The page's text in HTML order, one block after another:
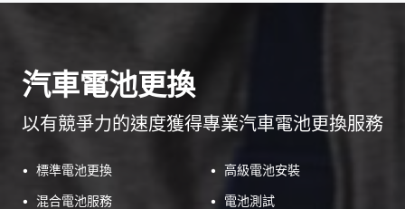
汽車電池更換
以有競爭力的速度獲得專業汽車電池更換服務
• 標準電池更換 • 高級電池安裝
•
混合電池服務 •
電池測試